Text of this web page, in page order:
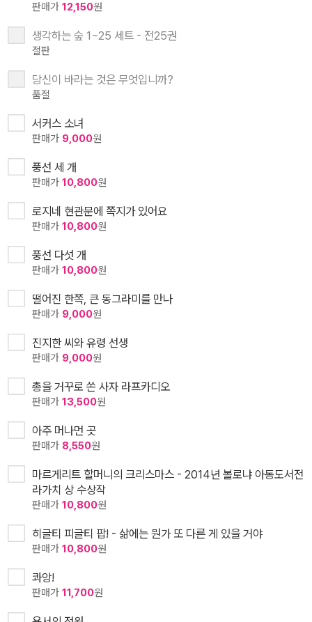
판매가 12,150원
생각하는 숲 1~25 세트 - 전25권
절판
당신이 바라는 것은 무엇입니까?
품절
서커스 소녀
판매가 9,000원
풍선 세 개
판매가 10,800원
로지네 현관문에 쪽지가 있어요
판매가 10,800원
풍선 다섯 개
판매가 10,800원
떨어진 한쪽, 큰 동그라미를 만나
판매가 9,000원
진지한 씨와 유령 선생
판매가 9,000원
총을 거꾸로 쏜 사자 라프카디오
판매가 13,500원
아주 머나먼 곳
판매가 8,550원
마르게리트 할머니의 크리스마스 - 2014년 볼로냐 아동도서전
라가치 상 수상작
판매가 10,800원
히글티 피글티 팝! - 삶에는 뭔가 또 다른 게 있을 거야
판매가 10,800원
콰앙!
판매가 11,700원